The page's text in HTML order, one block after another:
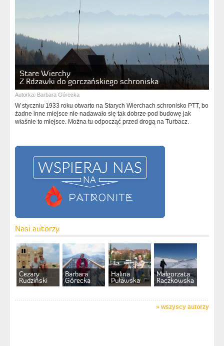
Stare Wierchy
Z Rdzawki do gorczańskiego schroniska
Autorka: Barbara Górecka
W styczniu 1933 roku otwarto na Starych Wierchach schronisko PTT, bo
żadne inne miejsce nie nadawało się tak dobrze pod budowę jak
właśnie to miejsce. Można tu odpocząć przed drogą na Turbacz.
Nasi autorzy
Cezary
Rudziński
Barbara
Górecka
Halina
Puławska
Małgorzata
Raczkowska
» wszyscy autorzy